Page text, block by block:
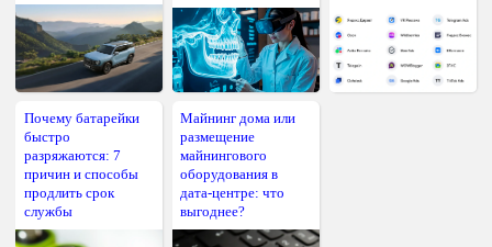
Почему батарейки
быстро
разряжаются: 7
причин и способы
продлить срок
службы
Майнинг дома или
размещение
майнингового
оборудования в
дата-центре: что
выгоднее?